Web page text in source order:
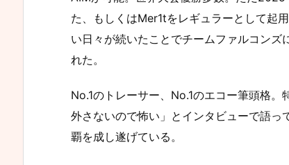
た、もしくはMer1tをレギュラーとして起
い日々が続いたことでチームファルコン
れた。
No.1のトレーサー、No.1のエコー筆頭格
外さないので怖い」とインタビューで語
覇を成し遂げている。